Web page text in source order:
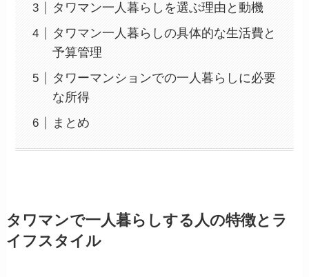
タワマン一人暮らしを選ぶ理由と動機
タワマン一人暮らしの具体的な生活費と
予算管理
タワーマンションでの一人暮らしに必要
な所得
まとめ
タワマンで一人暮らしする人の特徴とラ
イフスタイル